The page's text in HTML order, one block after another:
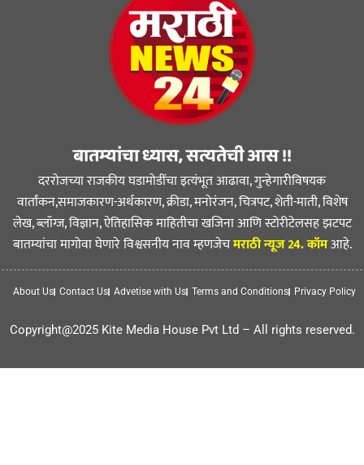
बातम्यांचा ध्यास, सत्यतेची आस !!
दररोजच्या राजकीय घडामोडींचा इत्यंभूत आढावा, गुन्हेगारीविषयक
वार्तांकन,समाजकारण-अर्थकारण, क्रीडा, मनोरंजन, चित्रपट, शेती-माती, विशेष
लेख, ब्लॉग्ज, विज्ञान, ऐतिहासिक माहितीचा खजिना आणि स्टोरीटेलसह झटपट
बातम्यांचा मागोवा घेणारे विश्वसनीय नाव म्हणजेचमराठी न्यूज 24. कॉमआहे.
About Us Contact Us Advetise with Us Terms and Conditions Privacy Policy
Copyright@2025 Kite Media House Pvt Ltd – All rights reserved.